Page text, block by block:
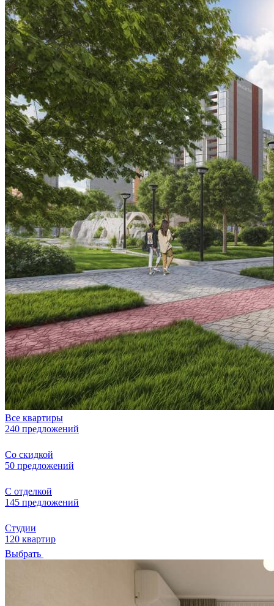
Все квартиры
240 предложений
Со скидкой
50 предложений
С отделкой
145 предложений
Студии
120 квартир
Выбрать